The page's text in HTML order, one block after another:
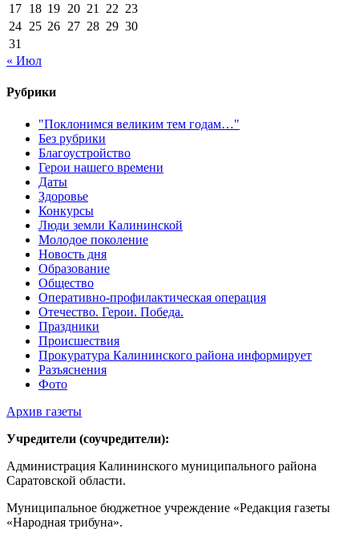
17 18 19 20 21 22 23
24 25 26 27 28 29 30
31
« Июл
Рубрики
"Поклонимся великим тем годам…"
Без рубрики
Благоустройство
Герои нашего времени
Даты
Здоровье
Конкурсы
Люди земли Калининской
Молодое поколение
Новость дня
Образование
Общество
Оперативно-профилактическая операция
Отечество. Герои. Победа.
Праздники
Происшествия
Прокуратура Калининского района информирует
Разъяснения
Фото
Архив газеты
Учредители (соучредители):
Администрация Калининского муниципального района
Саратовской области.
Муниципальное бюджетное учреждение «Редакция газеты
«Народная трибуна».